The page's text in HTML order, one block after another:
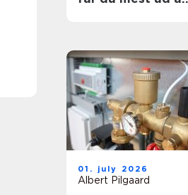
01. july 2026
Albert Pilgaard